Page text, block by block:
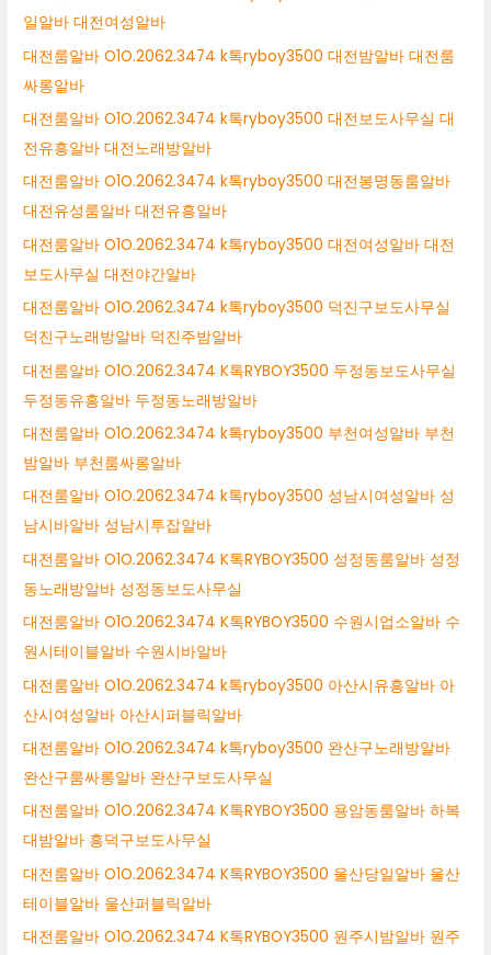
일알바 대전여성알바
대전룸알바 O1O.2062.3474 k톡ryboy3500 대전밤알바 대전룸
싸롱알바
대전룸알바 O1O.2062.3474 k톡ryboy3500 대전보도사무실 대
전유흥알바 대전노래방알바
대전룸알바 O1O.2062.3474 k톡ryboy3500 대전봉명동룸알바
대전유성룸알바 대전유흥알바
대전룸알바 O1O.2062.3474 k톡ryboy3500 대전여성알바 대전
보도사무실 대전야간알바
대전룸알바 O1O.2062.3474 k톡ryboy3500 덕진구보도사무실
덕진구노래방알바 덕진주밤알바
대전룸알바 O1O.2062.3474 K톡RYBOY3500 두정동보도사무실
두정동유흥알바 두정동노래방알바
대전룸알바 O1O.2062.3474 k톡ryboy3500 부천여성알바 부천
밤알바 부천룸싸롱알바
대전룸알바 O1O.2062.3474 k톡ryboy3500 성남시여성알바 성
남시바알바 성남시투잡알바
대전룸알바 O1O.2062.3474 K톡RYBOY3500 성정동룸알바 성정
동노래방알바 성정동보도사무실
대전룸알바 O1O.2062.3474 K톡RYBOY3500 수원시업소알바 수
원시테이블알바 수원시바알바
대전룸알바 O1O.2062.3474 k톡ryboy3500 아산시유흥알바 아
산시여성알바 아산시퍼블릭알바
대전룸알바 O1O.2062.3474 k톡ryboy3500 완산구노래방알바
완산구룸싸롱알바 완산구보도사무실
대전룸알바 O1O.2062.3474 K톡RYBOY3500 용암동룸알바 하복
대밤알바 흥덕구보도사무실
대전룸알바 O1O.2062.3474 K톡RYBOY3500 울산당일알바 울산
테이블알바 울산퍼블릭알바
대전룸알바 O1O.2062.3474 K톡RYBOY3500 원주시밤알바 원주